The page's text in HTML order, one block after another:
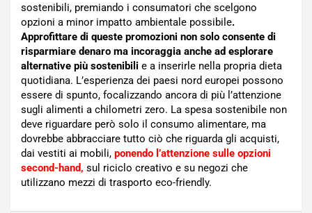
sostenibili, premiando i consumatori che scelgono
opzioni a minor impatto ambientale possibile.
Approfittare di queste promozioni non solo consente di
risparmiare denaro ma incoraggia anche ad esplorare
alternative più sostenibili e a inserirle nella propria dieta
quotidiana. L’esperienza dei paesi nord europei possono
essere di spunto, focalizzando ancora di più l’attenzione
sugli alimenti a chilometri zero. La spesa sostenibile non
deve riguardare però solo il consumo alimentare, ma
dovrebbe abbracciare tutto ciò che riguarda gli acquisti,
dai vestiti ai mobili, ponendo l’attenzione sulle opzioni
second-hand, sul riciclo creativo e su negozi che
utilizzano mezzi di trasporto eco-friendly.